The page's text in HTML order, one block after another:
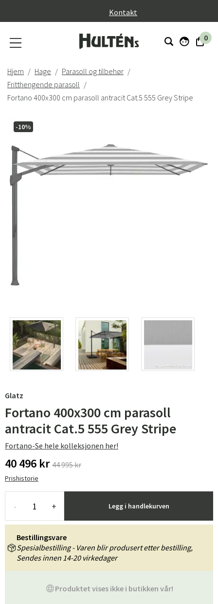
Kontakt
0
Hjem Hage
Parasoll og tilbehør
Fritthengende parasoll
Fortano 400x300 cm parasoll antracit Cat.5 555 Grey Stripe
-10%
Glatz
Fortano 400x300 cm parasoll
antracit Cat.5 555 Grey Stripe
Fortano-Se hele kolleksjonen her!
40 496 kr 44 995 kr
Prishistorie
- + Legg i handlekurven
Produktet vises ikke i butikken vår!
Bestillingsvare
Spesialbestilling - Varen blir produsert etter bestilling,
Sendes innen 14-20 virkedager